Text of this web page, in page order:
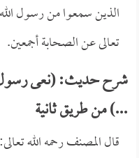
الذين سمعوا من رسول
تعالى عن الصحابة أجمعين.
شرح حديث: (نعى رسول
...) من طريق ثانية
قال المصنف رحمه الله